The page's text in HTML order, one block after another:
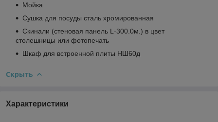
Мойка
Сушка для посуды сталь хромированная
Скинали (стеновая панель L-300.0м.) в цвет
столешницы или фотопечать
Шкаф для встроенной плиты НШ60д
Скрыть
Характеристики